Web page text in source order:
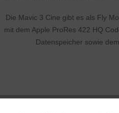
Die Mavic 3 Cine gibt es als Fly
mit dem Apple ProRes 422 HQ
Datenspeicher sowie